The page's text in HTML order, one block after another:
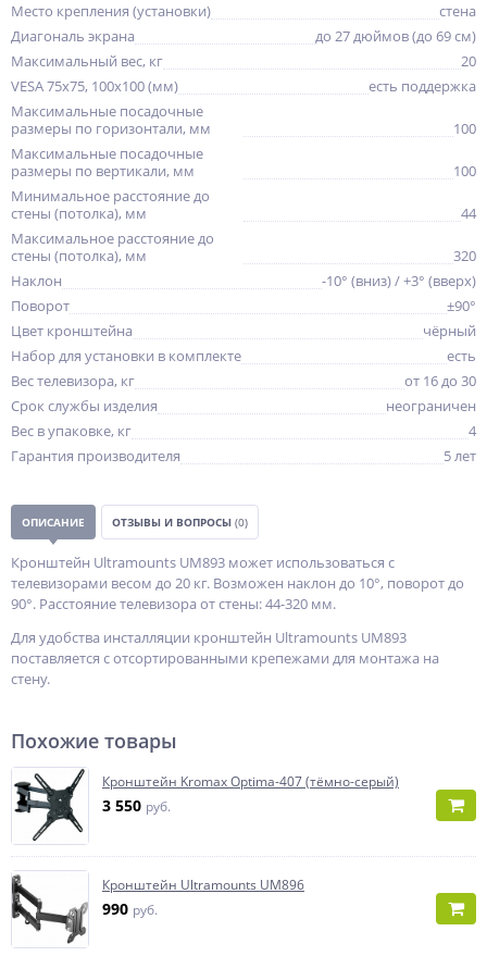
Место крепления (установки)
стена
Диагональ экрана
до 27 дюймов (до 69 см)
Максимальный вес, кг
20
VESA 75x75, 100x100 (мм)
есть поддержка
Максимальные посадочные
размеры по горизонтали, мм
100
Максимальные посадочные
размеры по вертикали, мм
100
Минимальное расстояние до
стены (потолка), мм
44
Максимальное расстояние до
стены (потолка), мм
320
Наклон
-10° (вниз) / +3° (вверх)
Поворот
±90°
Цвет кронштейна
чёрный
Набор для установки в комплекте
есть
Вес телевизора, кг
от 16 до 30
Срок службы изделия
неограничен
Вес в упаковке, кг
4
Гарантия производителя
5 лет
ОПИСАНИЕ ОТЗЫВЫ И ВОПРОСЫ (0)
Кронштейн Ultramounts UM893 может использоваться с
телевизорами весом до 20 кг. Возможен наклон до 10°, поворот до
90°. Расстояние телевизора от стены: 44-320 мм.
Для удобства инсталляции кронштейн Ultramounts UM893
поставляется с отсортированными крепежами для монтажа на
стену.
Похожие товары
Кронштейн Kromax Optima-407 (тёмно-серый)
3 550 руб.
Кронштейн Ultramounts UM896
990 руб.